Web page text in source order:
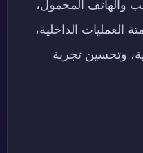
والهاتف المحمول،
العمليات الداخلية،
وتحسين تجربة